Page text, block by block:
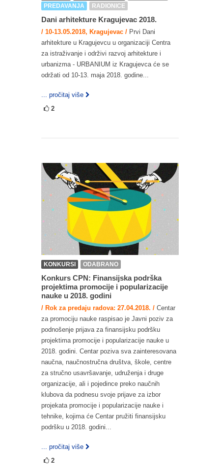
PREDAVANJA
RADIONICE
Dani arhitekture Kragujevac 2018.
/ 10-13.05.2018, Kragujevac / Prvi Dani
arhitekture u Kragujevcu u organizaciji Centra
za istraživanje i održivi razvoj arhitekture i
urbanizma - URBANIUM iz Kragujevca će se
održati od 10-13. maja 2018. godine...
... pročitaj više
2
KONKURSI ODABRANO
Konkurs CPN: Finansijska podrška
projektima promocije i popularizacije
nauke u 2018. godini
/ Rok za predaju radova: 27.04.2018. / Centar
za promociju nauke raspisao je Javni poziv za
podnošenje prijava za finansijsku podršku
projektima promocije i popularizacije nauke u
2018. godini. Centar poziva sva zainteresovana
naučna, naučnostručna društva, škole, centre
za stručno usavršavanje, udruženja i druge
organizacije, ali i pojedince preko naučnih
klubova da podnesu svoje prijave za izbor
projekata promocije i popularizacije nauke i
tehnike, kojima će Centar pružiti finansijsku
podršku u 2018. godini...
... pročitaj više
2